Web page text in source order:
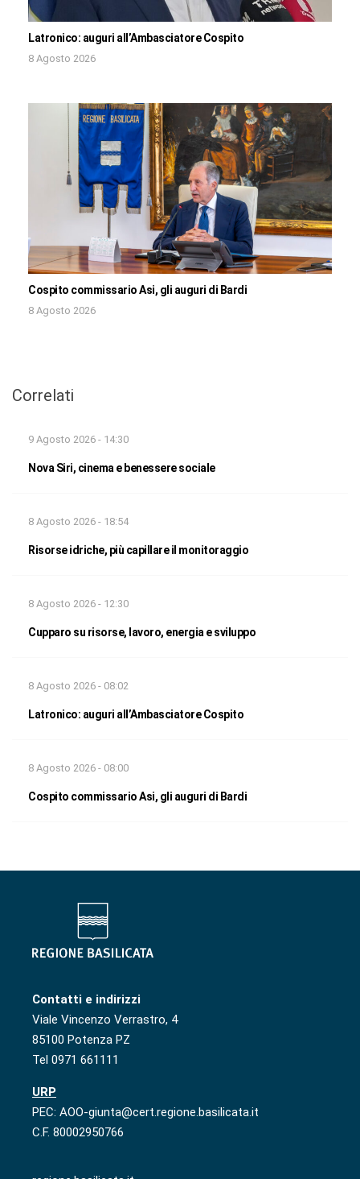
Latronico: auguri all’Ambasciatore Cospito
8 Agosto 2026
Cospito commissario Asi, gli auguri di Bardi
8 Agosto 2026
Correlati
9 Agosto 2026 - 14:30
Nova Siri, cinema e benessere sociale
8 Agosto 2026 - 18:54
Risorse idriche, più capillare il monitoraggio
8 Agosto 2026 - 12:30
Cupparo su risorse, lavoro, energia e sviluppo
8 Agosto 2026 - 08:02
Latronico: auguri all’Ambasciatore Cospito
8 Agosto 2026 - 08:00
Cospito commissario Asi, gli auguri di Bardi
Contatti e indirizzi
Viale Vincenzo Verrastro, 4
85100 Potenza PZ
Tel 0971 661111
URP
PEC: AOO-giunta@cert.regione.basilicata.it
C.F. 80002950766